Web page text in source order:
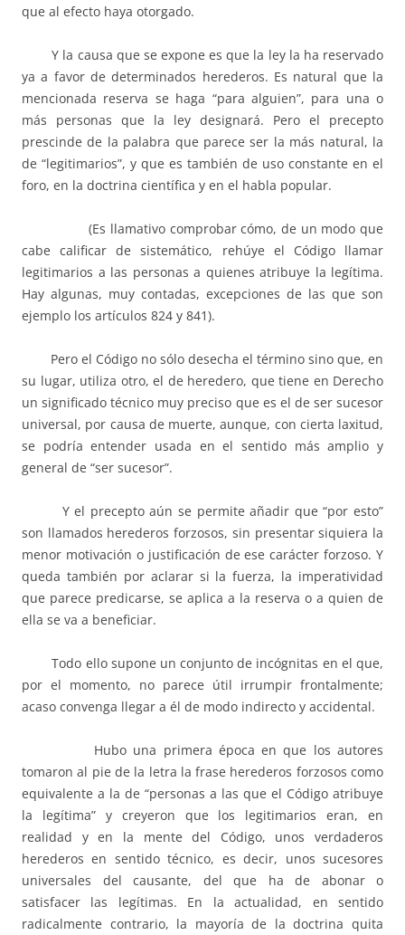
que al efecto haya otorgado.
Y la causa que se expone es que la ley la ha reservado
ya a favor de determinados herederos. Es natural que la
mencionada reserva se haga “para alguien”, para una o
más personas que la ley designará. Pero el precepto
prescinde de la palabra que parece ser la más natural, la
de “legitimarios”, y que es también de uso constante en el
foro, en la doctrina científica y en el habla popular.
(Es llamativo comprobar cómo, de un modo que
cabe calificar de sistemático, rehúye el Código llamar
legitimarios a las personas a quienes atribuye la legítima.
Hay algunas, muy contadas, excepciones de las que son
ejemplo los artículos 824 y 841).
Pero el Código no sólo desecha el término sino que, en
su lugar, utiliza otro, el de heredero, que tiene en Derecho
un significado técnico muy preciso que es el de ser sucesor
universal, por causa de muerte, aunque, con cierta laxitud,
se podría entender usada en el sentido más amplio y
general de “ser sucesor”.
Y el precepto aún se permite añadir que “por esto”
son llamados herederos forzosos, sin presentar siquiera la
menor motivación o justificación de ese carácter forzoso. Y
queda también por aclarar si la fuerza, la imperatividad
que parece predicarse, se aplica a la reserva o a quien de
ella se va a beneficiar.
Todo ello supone un conjunto de incógnitas en el que,
por el momento, no parece útil irrumpir frontalmente;
acaso convenga llegar a él de modo indirecto y accidental.
Hubo una primera época en que los autores
tomaron al pie de la letra la frase herederos forzosos como
equivalente a la de “personas a las que el Código atribuye
la legítima” y creyeron que los legitimarios eran, en
realidad y en la mente del Código, unos verdaderos
herederos en sentido técnico, es decir, unos sucesores
universales del causante, del que ha de abonar o
satisfacer las legítimas. En la actualidad, en sentido
radicalmente contrario, la mayoría de la doctrina quita